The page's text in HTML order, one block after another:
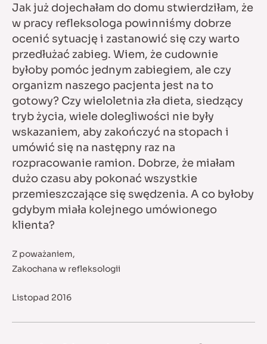
Jak już dojechałam do domu stwierdziłam, że
w pracy refleksologa powinniśmy dobrze
ocenić sytuację i zastanowić się czy warto
przedłużać zabieg. Wiem, że cudownie
byłoby pomóc jednym zabiegiem, ale czy
organizm naszego pacjenta jest na to
gotowy? Czy wieloletnia zła dieta, siedzący
tryb życia, wiele dolegliwości nie były
wskazaniem, aby zakończyć na stopach i
umówić się na następny raz na
rozpracowanie ramion. Dobrze, że miałam
dużo czasu aby pokonać wszystkie
przemieszczające się swędzenia. A co byłoby
gdybym miała kolejnego umówionego
klienta?
Z poważaniem,
Zakochana w refleksologii
Listopad 2016